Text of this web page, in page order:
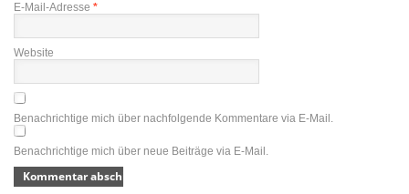
E-Mail-Adresse *
Website
Benachrichtige mich über nachfolgende Kommentare via E-Mail.
Benachrichtige mich über neue Beiträge via E-Mail.